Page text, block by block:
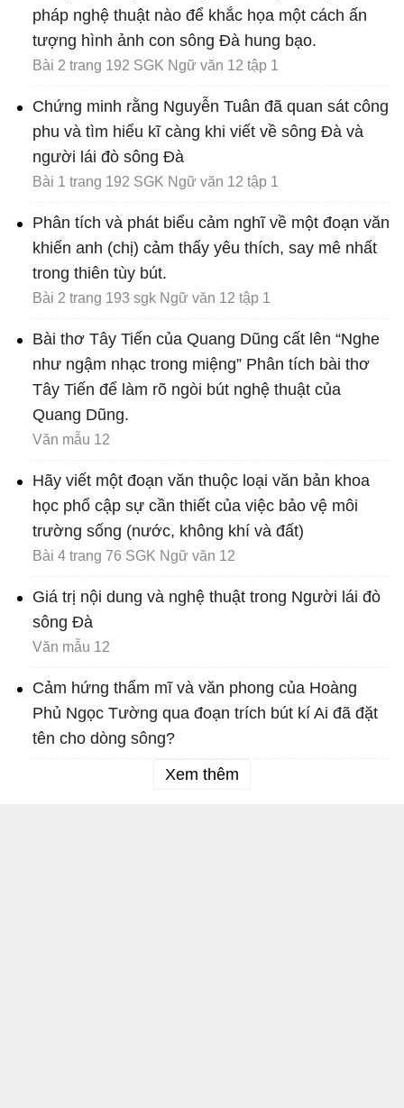
pháp nghệ thuật nào để khắc họa một cách ấn
tượng hình ảnh con sông Đà hung bạo.
Bài 2 trang 192 SGK Ngữ văn 12 tập 1
Chứng minh rằng Nguyễn Tuân đã quan sát công
phu và tìm hiểu kĩ càng khi viết về sông Đà và
người lái đò sông Đà
Bài 1 trang 192 SGK Ngữ văn 12 tập 1
Phân tích và phát biểu cảm nghĩ về một đoạn văn
khiến anh (chị) cảm thấy yêu thích, say mê nhất
trong thiên tùy bút.
Bài 2 trang 193 sgk Ngữ văn 12 tập 1
Bài thơ Tây Tiến của Quang Dũng cất lên “Nghe
như ngậm nhạc trong miệng” Phân tích bài thơ
Tây Tiến để làm rõ ngòi bút nghệ thuật của
Quang Dũng.
Văn mẫu 12
Hãy viết một đoạn văn thuộc loại văn bản khoa
học phổ cập sự cần thiết của việc bảo vệ môi
trường sống (nước, không khí và đất)
Bài 4 trang 76 SGK Ngữ văn 12
Giá trị nội dung và nghệ thuật trong Người lái đò
sông Đà
Văn mẫu 12
Cảm hứng thẩm mĩ và văn phong của Hoàng
Phủ Ngọc Tường qua đoạn trích bút kí Ai đã đặt
tên cho dòng sông?
Xem thêm